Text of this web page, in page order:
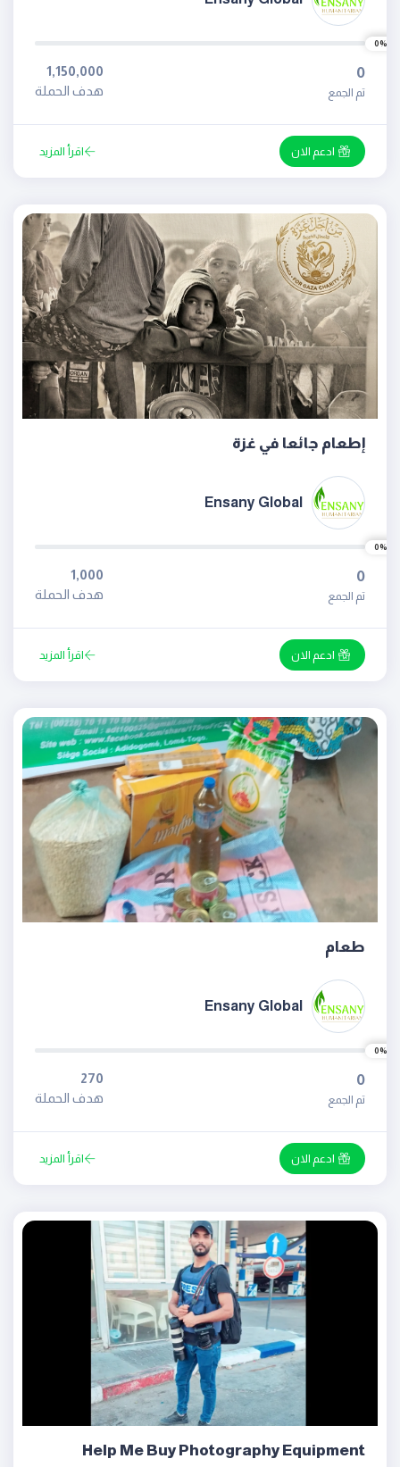
0%
0
تم الجمع
1,150,000
هدف الحملة
ادعم الان اقرأ المزيد
إطعام جائعا في غزة
Ensany Global
0%
0
تم الجمع
1,000
هدف الحملة
ادعم الان اقرأ المزيد
طعام
Ensany Global
0%
0
تم الجمع
270
هدف الحملة
ادعم الان اقرأ المزيد
Help Me Buy Photography Equipment